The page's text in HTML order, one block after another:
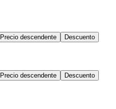
Precio descendente Descuento
Precio descendente Descuento